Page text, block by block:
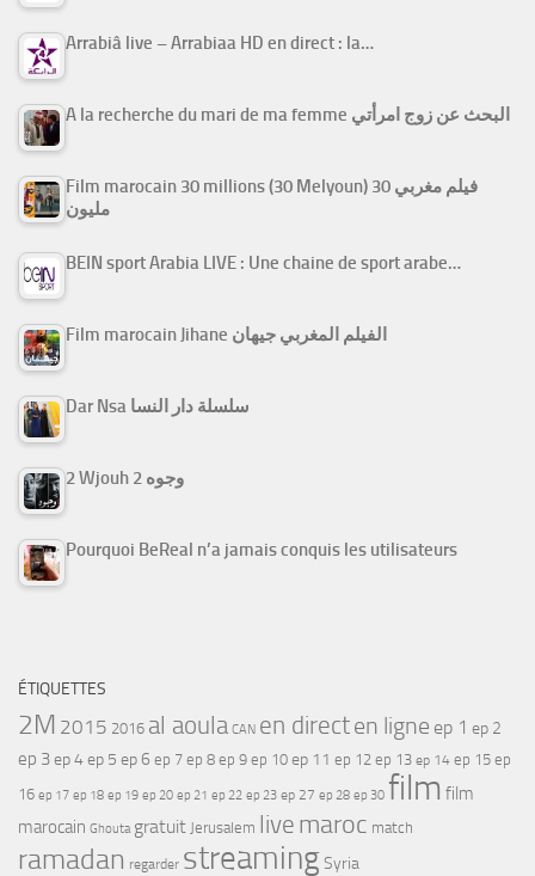
Arrabiâ live – Arrabiaa HD en direct : la…
A la recherche du mari de ma femme البحث عن زوج امرأتي
Film marocain 30 millions (30 Melyoun) فيلم مغربي 30
مليون
BEIN sport Arabia LIVE : Une chaine de sport arabe…
Film marocain Jihane الفيلم المغربي جيهان
Dar Nsa سلسلة دار النسا
2 Wjouh 2 وجوه
Pourquoi BeReal n’a jamais conquis les utilisateurs
ÉTIQUETTES
2M 2015 2016 al aoula CAN en directen ligne ep 1 ep 2
ep 3ep 4ep 5 ep 6 ep 7 ep 8 ep 9 ep 10 ep 11 ep 12 ep 13 ep 14 ep 15 ep
16 ep 17 ep 18 ep 19 ep 20 ep 21 ep 22 ep 23 ep 27 ep 28 ep 30 film film
marocain Ghouta gratuit Jerusalem live maroc match
ramadan regarder streamingSyria